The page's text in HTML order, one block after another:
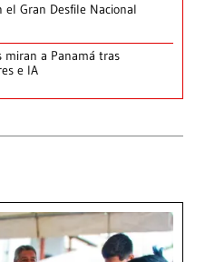
Gran Desfile Nacional
miran a Panamá tras
e IA